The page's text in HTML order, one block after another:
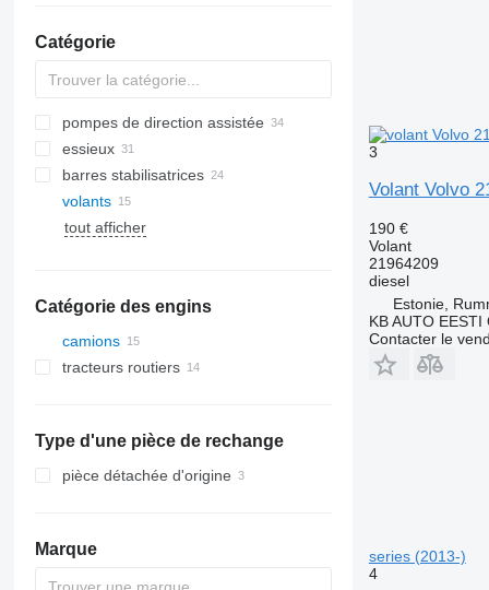
Catégorie
pompes de direction assistée
essieux
barres stabilisatrices
volants
tout afficher
Catégorie des engins
camions
tracteurs routiers
Type d'une pièce de rechange
pièce détachée d'origine
Marque
3
Volant Volvo
190 €
Volant
21964209
diesel
Estonie,
KB AUTO EESTI
Contacter le
series (2013-)
4